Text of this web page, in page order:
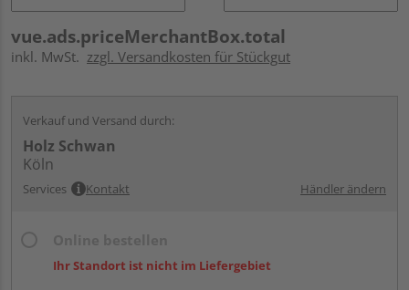
vue.ads.priceMerchantBox.total
inkl. MwSt. zzgl. Versandkosten für Stückgut
Verkauf und Versand durch:
Holz Schwan
Köln
Services Kontakt Händler ändern
Ihr Standort ist nicht im Liefergebiet